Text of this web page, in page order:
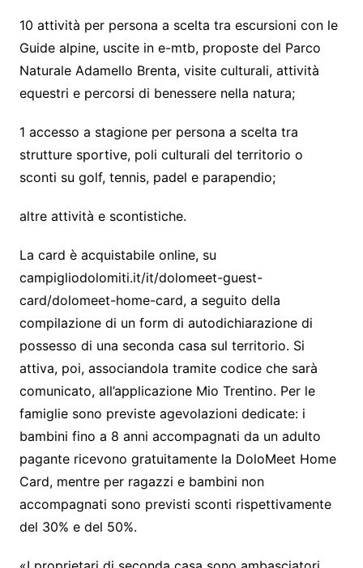
10 attività per persona a scelta tra escursioni con le
Guide alpine, uscite in e-mtb, proposte del Parco
Naturale Adamello Brenta, visite culturali, attività
equestri e percorsi di benessere nella natura;
1 accesso a stagione per persona a scelta tra
strutture sportive, poli culturali del territorio o
sconti su golf, tennis, padel e parapendio;
altre attività e scontistiche.
La card è acquistabile online, su
campigliodolomiti.it/it/dolomeet-guest-
card/dolomeet-home-card, a seguito della
compilazione di un form di autodichiarazione di
possesso di una seconda casa sul territorio. Si
attiva, poi, associandola tramite codice che sarà
comunicato, all’applicazione Mio Trentino. Per le
famiglie sono previste agevolazioni dedicate: i
bambini fino a 8 anni accompagnati da un adulto
pagante ricevono gratuitamente la DoloMeet Home
Card, mentre per ragazzi e bambini non
accompagnati sono previsti sconti rispettivamente
del 30% e del 50%.